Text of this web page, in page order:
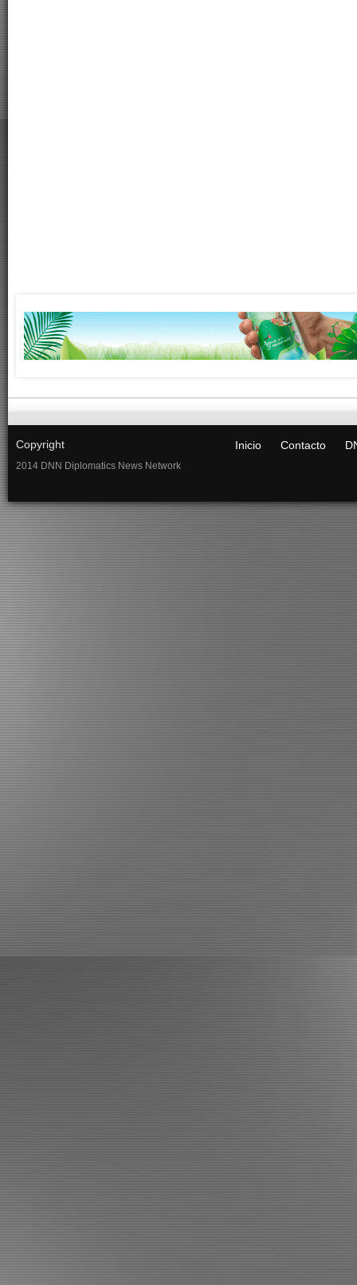
Copyright
2014 DNN Diplomatics News Network
Inicio Contacto